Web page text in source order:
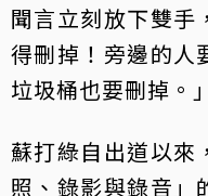
聞言立刻放下雙手
得刪掉！旁邊的人
垃圾桶也要刪掉。」
蘇打綠自出道以來
照、錄影與錄音」